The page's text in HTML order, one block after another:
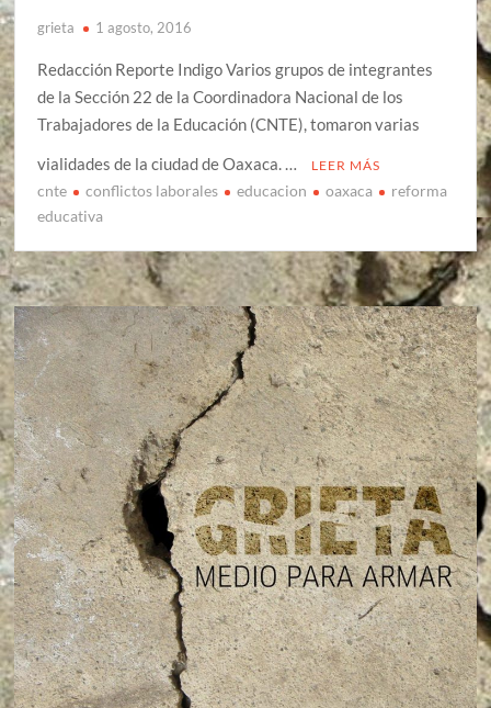
grieta 1 agosto, 2016
Redacción Reporte Indigo Varios grupos de integrantes
de la Sección 22 de la Coordinadora Nacional de los
Trabajadores de la Educación (CNTE), tomaron varias
vialidades de la ciudad de Oaxaca. …
LEER MÁS
cnte conflictos laborales educacion oaxaca
reforma
educativa